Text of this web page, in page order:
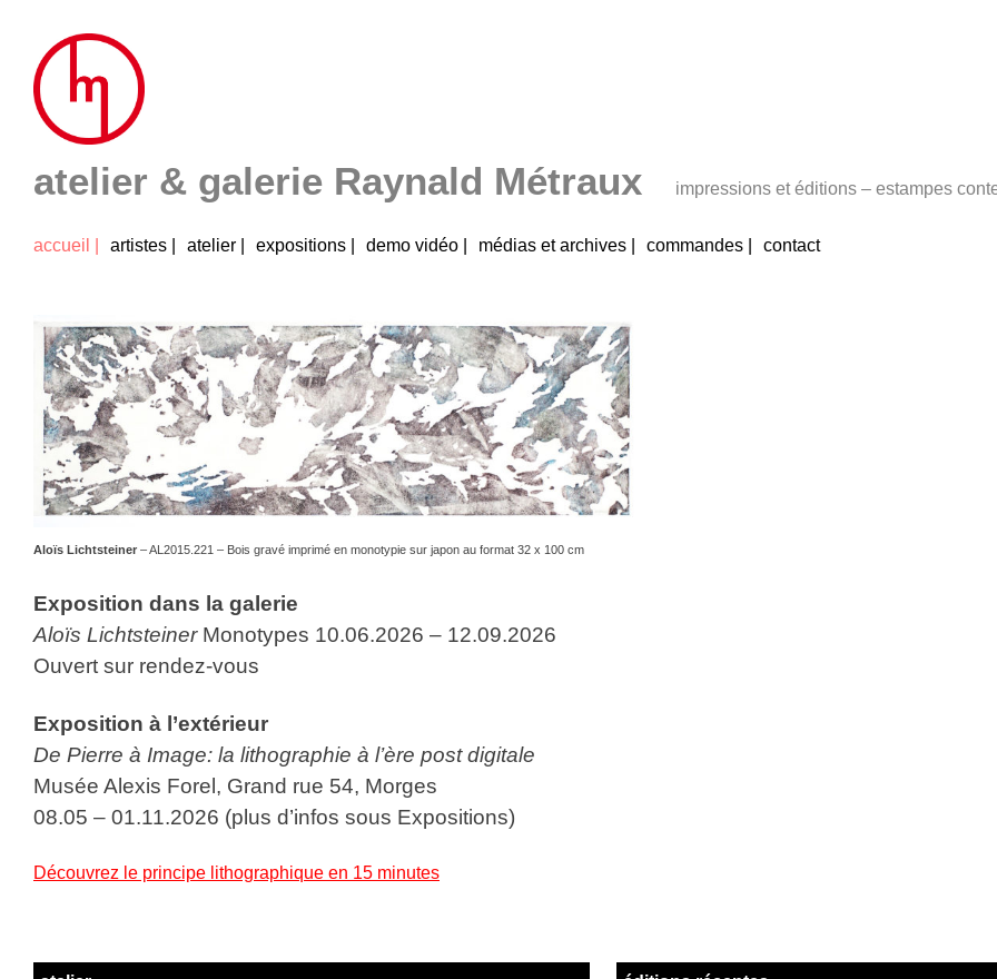
Skip
to
content
atelier & galerie Raynald Métraux impressions et éditions – estampes
accueil | artistes | atelier | expositions | demo vidéo | médias et archives | commandes | contact
Aloïs Lichtsteiner – AL2015.221 – Bois gravé imprimé en monotypie sur japon au format 32 x 100 cm
Exposition dans la galerie
Aloïs LichtsteinerMonotypes 10.06.2026 – 12.09.2026
Ouvert sur rendez-vous
Exposition à l’extérieur
De Pierre à Image: la lithographie à l’ère post digitale
Musée Alexis Forel, Grand rue 54, Morges
08.05 – 01.11.2026 (plus d’infos sous Expositions)
Découvrez le principe lithographique en 15 minutes